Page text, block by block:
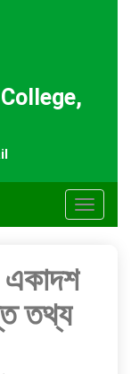
Toggle
একাদশ
তথ্য